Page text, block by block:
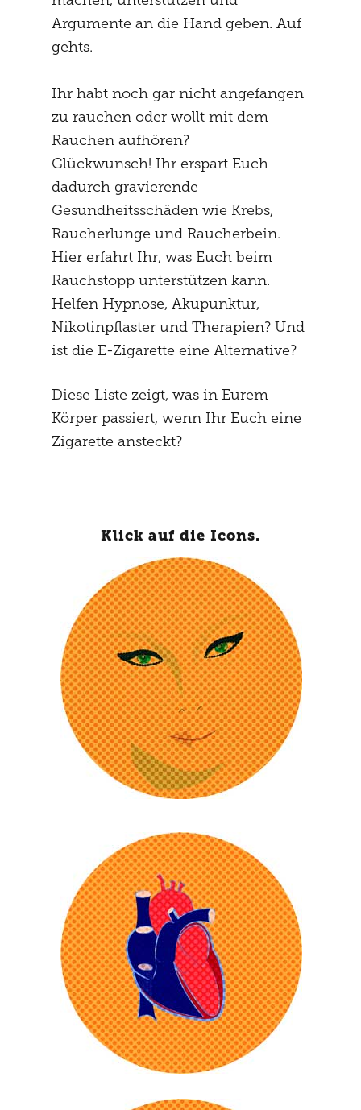
Argumente an die Hand geben. Auf
gehts.
Ihr habt noch gar nicht angefangen
zu rauchen oder wollt mit dem
Rauchen aufhören?
Glückwunsch! Ihr erspart Euch
dadurch gravierende
Gesundheitsschäden wie Krebs,
Raucherlunge und Raucherbein.
Hier erfahrt Ihr, was Euch beim
Rauchstopp unterstützen kann.
Helfen Hypnose, Akupunktur,
Nikotinpflaster und Therapien? Und
ist die E-Zigarette eine Alternative?
Diese Liste zeigt, was in Eurem
Körper passiert, wenn Ihr Euch eine
Zigarette ansteckt?
Klick auf die Icons.
Rauchen lässt die Haut schneller
altern. Durch die verschlechterte
Durchblutung wirken Raucher
häufig blass. Zudem verhindert
Nikotin die Bildung von Kollagen,
das die Haut strafft. Dadurch
bekommt die Haut schneller Falten
und Risse und kann sich leichter
entzünden.
Die Chemikalien im Tabakrauch